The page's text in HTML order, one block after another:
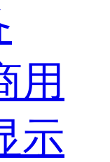
用
示